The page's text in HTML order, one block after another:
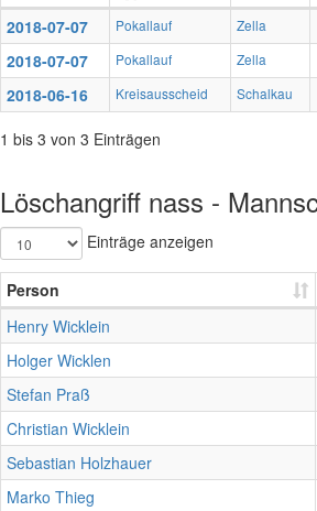
2018-07-07
Pokallauf Zella
2018-07-07
Pokallauf Zella
2018-06-16
Kreisausscheid Schalkau
1 bis 3 von 3 Einträgen
Löschangriff nass -
Einträge anzeigen
Person
Henry Wicklein
Holger Wicklen
Stefan Praß
Christian Wicklein
Sebastian Holzhauer
Marko Thieg